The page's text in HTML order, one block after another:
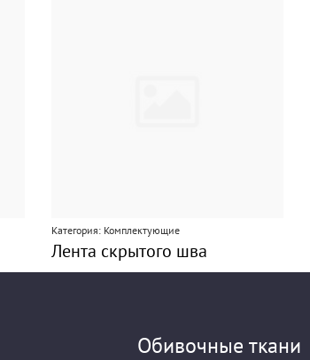
Категория: Комплектующие
Лента скрытого шва
Обивочные ткани